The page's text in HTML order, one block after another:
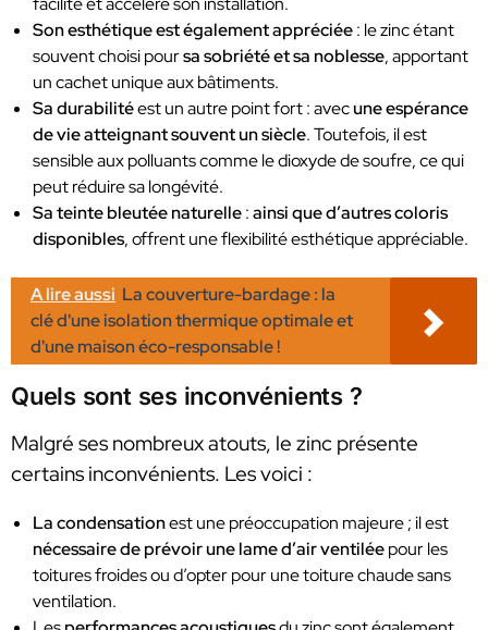
Son esthétique est également appréciée: le zinc étant
souvent choisi poursa sobriété et sa noblesse, apportant
un cachet unique aux bâtiments.
Sa durabilitéest un autre point fort : avecune espérance
de vie atteignant souvent un siècle. Toutefois, il est
sensible aux polluants comme le dioxyde de soufre, ce qui
peut réduire sa longévité.
Sa teinte bleutée naturelle:ainsi que d’autres coloris
disponibles, offrent une flexibilité esthétique appréciable.
A lire aussi La couverture-bardage : la
clé d'une isolation thermique optimale et
d'une maison éco-responsable !
Quels sont ses inconvénients ?
Malgré ses nombreux atouts, le zinc présente
certains inconvénients. Les voici :
Lacondensationest une préoccupation majeure ; il est
nécessaire de prévoir une lame d’air ventiléepour les
toitures froides ou d’opter pour une toiture chaude sans
ventilation.